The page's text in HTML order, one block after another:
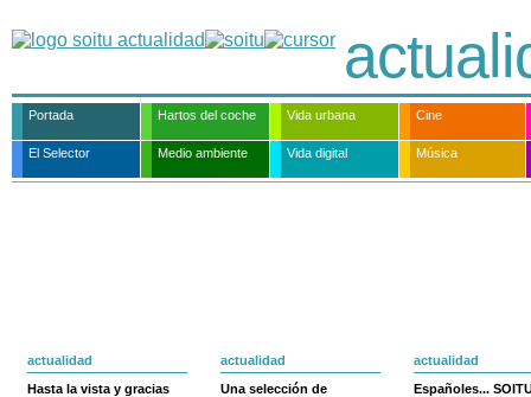
Portada Hartos del coche Vida urbana Cine
El Selector Medio ambiente Vida digital Música
actualidad
Hasta la vista y gracias
actualidad
Una selección de
actualidad
Españoles...